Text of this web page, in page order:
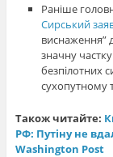
Раніше
Сирський
виснаження”
значну
безпілотних
сухопутному
Також читайте:
РФ: Путіну не
Washington Post